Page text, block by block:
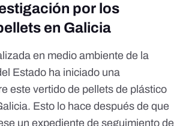
por los
en Galicia
en medio ambiente de la
Estado ha iniciado una
este vertido de pellets de plástico
Esto lo hace después de que
un expediente de seguimiento de